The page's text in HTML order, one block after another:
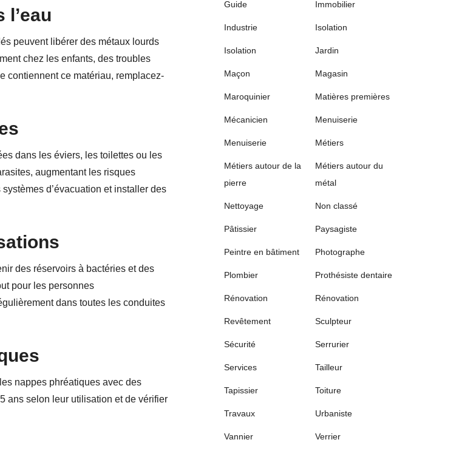
peuvent libérer des métaux lourds
chez les enfants, des troubles
contiennent ce matériau, remplacez-
dans les éviers, les toilettes ou les
augmentant les risques
d’évacuation et installer des
des réservoirs à bactéries et des
pour les personnes
dans toutes les conduites
nappes phréatiques avec des
ans selon leur utilisation et de vérifier
Guide Immobilier
Industrie Isolation
Isolation Jardin
Maçon Magasin
Maroquinier Matières premières
Mécanicien Menuiserie
Menuiserie Métiers
Métiers autour de la
pierre
Métiers autour du
métal
Nettoyage Non classé
Pâtissier Paysagiste
Peintre en bâtiment Photographe
Plombier Prothésiste dentaire
Rénovation Rénovation
Revêtement Sculpteur
Sécurité Serrurier
Services Tailleur
Tapissier Toiture
Travaux Urbaniste
Vannier Verrier